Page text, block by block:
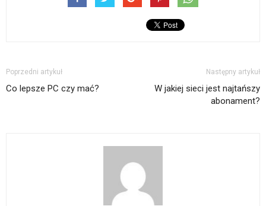
Poprzedni artykuł
Co lepsze PC czy mać?
Następny artykuł
W jakiej sieci jest najtańszy
abonament?